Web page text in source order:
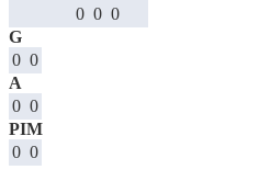
0 0 0
G
0 0
A
0 0
PIM
0 0